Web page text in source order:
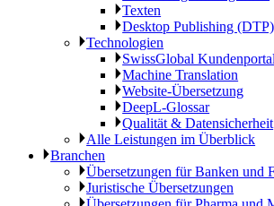
Texten
Desktop Publishing (DTP)
Technologien
SwissGlobal Kundenportal
Machine Translation
Website-Übersetzung
DeepL-Glossar
Qualität & Datensicherheit
Alle Leistungen im Überblick
Branchen
Übersetzungen für Banken und
Juristische Übersetzungen